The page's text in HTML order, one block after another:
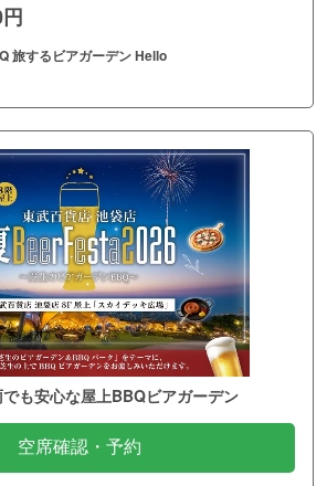
旅するビアガーデン Hello
も安心な屋上BBQビアガーデン
空席確認・予約